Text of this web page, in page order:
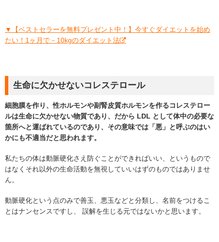
▼【ベストセラーを無料プレゼント中！】今すぐダイエットを始め
たい！1ヶ月で－10kgのダイエット法
生命に欠かせないコレステロール
細胞膜を作り、性ホルモンや副腎皮質ホルモンを作るコレステロー
ルは生命に欠かせない物質であり、だから LDL として体中の必要な
箇所へと運ばれているのであり、その意味では「悪」と呼ぶのはい
かにも不適当だと思われます。
私たちの体は動脈硬化さえ防ぐことができればいい、というもので
はなくそれ以外の生命活動を無視していいはずのものではありませ
ん。
動脈硬化という点のみで善玉、悪玉などと分類し、名前をつけるこ
とはナンセンスですし、 誤解を生じる元ではないかと思います。